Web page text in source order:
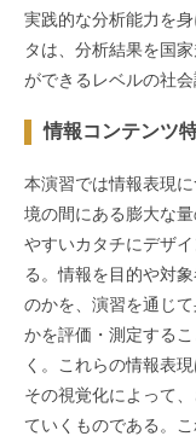
実践的な分析能力を
タは、分析結果を国
ができるレベルの社
情報コンテン
本演習では情報表現
境の間にある膨大な
やすいカタチにデザ
る。情報を目的や対
のかを、演習を通じ
かを評価・測定する
く。これらの情報表
その視覚化によって
ていくものである。